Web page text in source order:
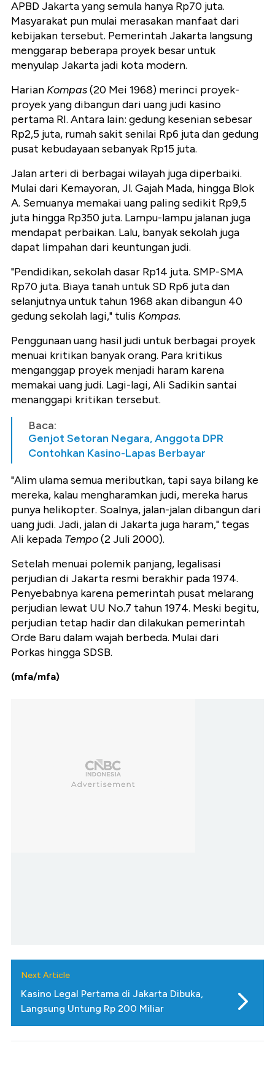
APBD Jakarta yang semula hanya Rp70 juta.
Masyarakat pun mulai merasakan manfaat dari
kebijakan tersebut. Pemerintah Jakarta langsung
menggarap beberapa proyek besar untuk
menyulap Jakarta jadi kota modern.
Harian Kompas(20 Mei 1968) merinci proyek-
proyek yang dibangun dari uang judi kasino
pertama RI. Antara lain: gedung kesenian sebesar
Rp2,5 juta, rumah sakit senilai Rp6 juta dan gedung
pusat kebudayaan sebanyak Rp15 juta.
Jalan arteri di berbagai wilayah juga diperbaiki.
Mulai dari Kemayoran, Jl. Gajah Mada, hingga Blok
A. Semuanya memakai uang paling sedikit Rp9,5
juta hingga Rp350 juta. Lampu-lampu jalanan juga
mendapat perbaikan. Lalu, banyak sekolah juga
dapat limpahan dari keuntungan judi.
"Pendidikan, sekolah dasar Rp14 juta. SMP-SMA
Rp70 juta. Biaya tanah untuk SD Rp6 juta dan
selanjutnya untuk tahun 1968 akan dibangun 40
gedung sekolah lagi," tulis Kompas.
Penggunaan uang hasil judi untuk berbagai proyek
menuai kritikan banyak orang. Para kritikus
menganggap proyek menjadi haram karena
memakai uang judi. Lagi-lagi, Ali Sadikin santai
menanggapi kritikan tersebut.
Baca:
Genjot Setoran Negara, Anggota DPR
Contohkan Kasino-Lapas Berbayar
"Alim ulama semua meributkan, tapi saya bilang ke
mereka, kalau mengharamkan judi, mereka harus
punya helikopter. Soalnya, jalan-jalan dibangun dari
uang judi. Jadi, jalan di Jakarta juga haram," tegas
Ali kepada Tempo(2 Juli 2000).
Setelah menuai polemik panjang, legalisasi
perjudian di Jakarta resmi berakhir pada 1974.
Penyebabnya karena pemerintah pusat melarang
perjudian lewat UU No.7 tahun 1974. Meski begitu,
perjudian tetap hadir dan dilakukan pemerintah
Orde Baru dalam wajah berbeda. Mulai dari
Porkas hingga SDSB.
(mfa/mfa)
Next Article
Kasino Legal Pertama di Jakarta Dibuka,
Langsung Untung Rp 200 Miliar